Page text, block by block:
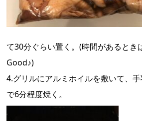
て30分ぐらい置く。(時間があるとき
Good♪)
4.グリルにアルミホイルを敷いて、
で6分程度焼く。